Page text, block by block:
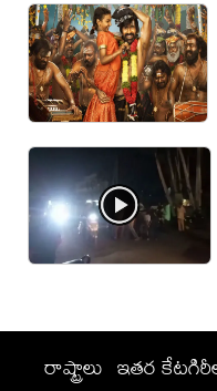
రాష్ట్రాలు ఇతర